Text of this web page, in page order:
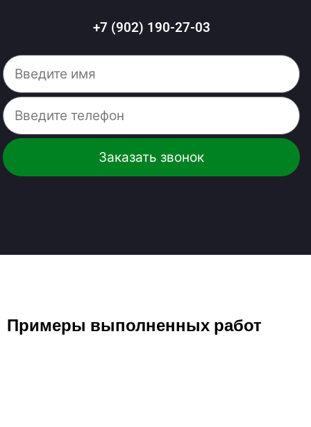
+7 (902) 190-27-03
Примеры выполненных работ